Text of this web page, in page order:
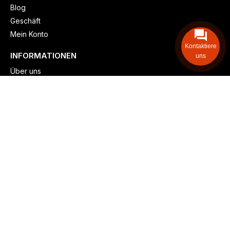
Blog
Geschäft
Mein Konto
INFORMATIONEN
Über uns
Kontaktiere
uns